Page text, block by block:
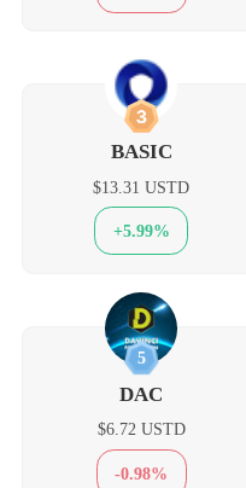
3
BASIC
$13.31 USTD
+5.99%
5
DAC
$6.72 USTD
-0.98%